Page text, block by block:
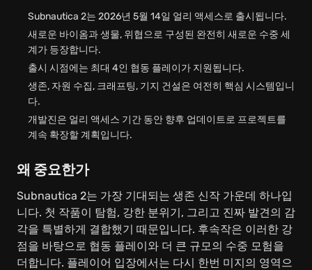
Subnautica 2는 2026년 5월 14일 얼리 액세스로 출시됩니다.
새로운 바이옴과 생물, 위협으로 구성된 완전히 새로운 수중 세
계가 등장합니다.
출시 시점에는 최대 4인 협동 플레이가 지원됩니다.
생존, 자원 수집, 크래프팅, 기지 건설은 여전히 핵심 시스템입니
다.
개발진은 얼리 액세스 기간 동안 향후 업데이트로 프로젝트를
계속 확장할 계획입니다.
왜 중요한가
Subnautica 2는 가장 기대되는 생존 신작 가운데 하나입
니다. 첫 작품이 탐험, 강한 분위기, 그리고 진짜 발견의 감
각을 특별하게 결합했기 때문입니다. 후속작은 이러한 강
점을 바탕으로 협동 플레이와 더 큰 규모의 수중 모험을
더합니다. 플레이어 입장에서는 다시 한번 미지의 영역으